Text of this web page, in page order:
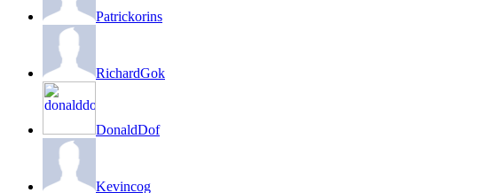
Patrickorins
RichardGok
DonaldDof
Kevincog